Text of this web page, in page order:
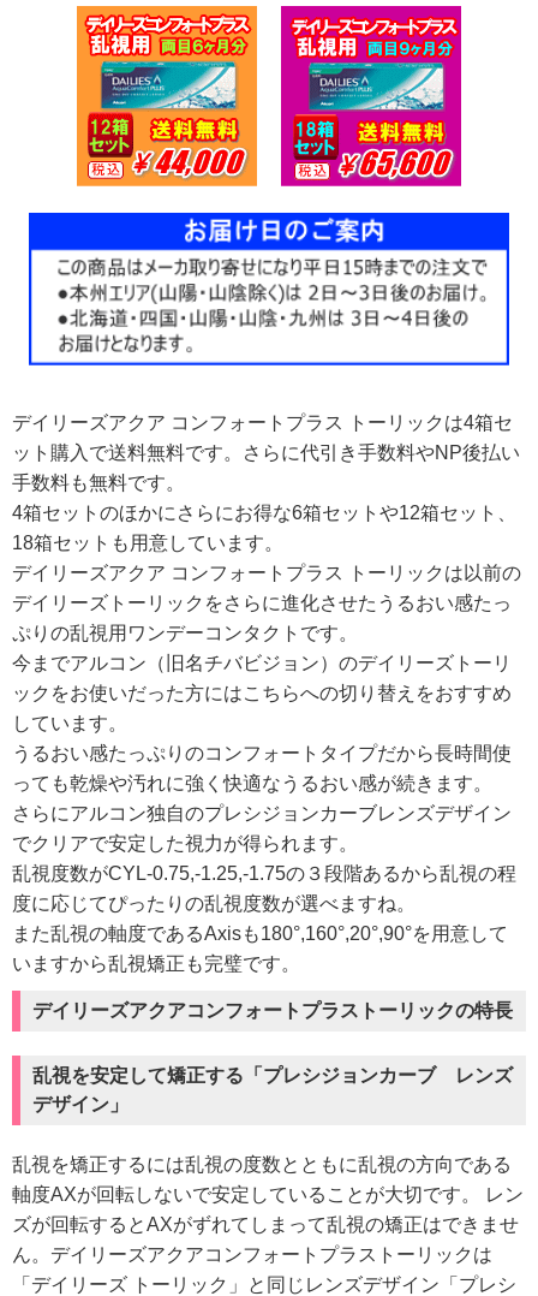
デイリーズアクア コンフォートプラス トーリックは4箱セ
ット購入で送料無料です。さらに代引き手数料やNP後払い
手数料も無料です。
4箱セットのほかにさらにお得な6箱セットや12箱セット、
18箱セットも用意しています。
デイリーズアクア コンフォートプラス トーリックは以前の
デイリーズトーリックをさらに進化させたうるおい感たっ
ぷりの乱視用ワンデーコンタクトです。
今までアルコン（旧名チバビジョン）のデイリーズトーリ
ックをお使いだった方にはこちらへの切り替えをおすすめ
しています。
うるおい感たっぷりのコンフォートタイプだから長時間使
っても乾燥や汚れに強く快適なうるおい感が続きます。
さらにアルコン独自のプレシジョンカーブレンズデザイン
でクリアで安定した視力が得られます。
乱視度数がCYL-0.75,-1.25,-1.75の３段階あるから乱視の程
度に応じてぴったりの乱視度数が選べますね。
また乱視の軸度であるAxisも180°,160°,20°,90°を用意して
いますから乱視矯正も完璧です。
デイリーズアクアコンフォートプラストーリックの特長
乱視を安定して矯正する「プレシジョンカーブ レンズ
デザイン」
乱視を矯正するには乱視の度数とともに乱視の方向である
軸度AXが回転しないで安定していることが大切です。 レン
ズが回転するとAXがずれてしまって乱視の矯正はできませ
ん。デイリーズアクアコンフォートプラストーリックは
「デイリーズ トーリック」と同じレンズデザイン「プレシ